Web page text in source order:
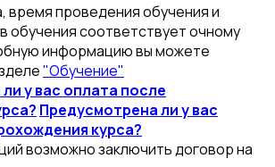
время проведения обучения и
обучения соответствует очному
информацию вы можете
"Обучение"
у вас оплата после
Предусмотрена ли у вас
курса?
возможно заключить договор на